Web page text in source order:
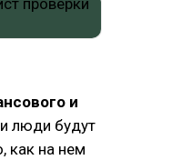
и
люди будут
как на нем